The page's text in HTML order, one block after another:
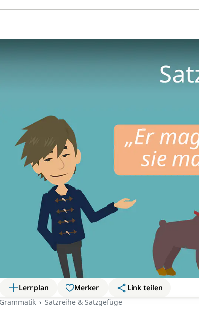
Lernplan Merken
Link teilen
Grammatik
Satzreihe & Satzgefüge